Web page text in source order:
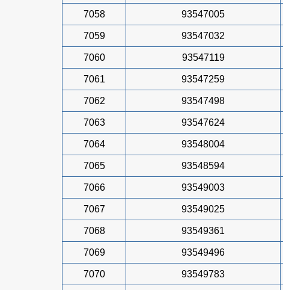
7058 93547005
7059 93547032
7060 93547119
7061 93547259
7062 93547498
7063 93547624
7064 93548004
7065 93548594
7066 93549003
7067 93549025
7068 93549361
7069 93549496
7070 93549783